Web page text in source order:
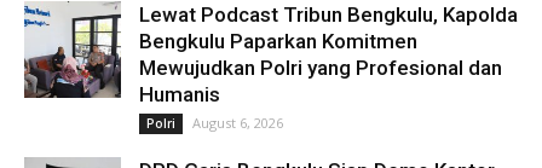
Lewat Podcast Tribun Bengkulu, Kapolda
Bengkulu Paparkan Komitmen
Mewujudkan Polri yang Profesional dan
Humanis
Polri August 6, 2026